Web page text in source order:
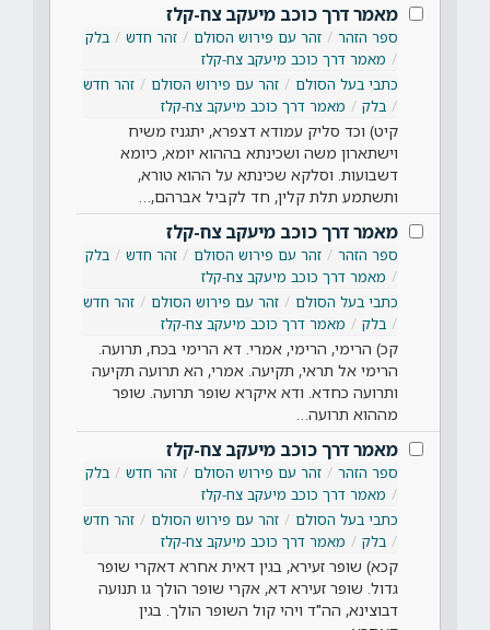
מאמר דרך כוכב מיעקב צח-קלז
ספר הזהר זהר עם פירוש הסולם זהר חדש
בלק
מאמר דרך כוכב מיעקב צח-קלז
כתבי בעל הסולם
זהר עם פירוש הסולם
זהר חדש
בלק
מאמר דרך כוכב מיעקב צח-קלז
קיט) וכד סליק עמודא דצפרא, יתגניז משיח
וישתארון משה ושכינתא בההוא יומא, כיומא
דשבועות. וסלקא שכינתא על ההוא טורא,
ותשתמע תלת קלין, חד לקביל אברהם,…
מאמר דרך כוכב מיעקב צח-קלז
ספר הזהר זהר עם פירוש הסולם זהר חדש
בלק
מאמר דרך כוכב מיעקב צח-קלז
כתבי בעל הסולם
זהר עם פירוש הסולם
זהר חדש
בלק
מאמר דרך כוכב מיעקב צח-קלז
קכ) הרימי, הרימי, אמרי. דא הרימי בכח, תרועה.
הרימי אל תראי, תקיעה. אמרי, הא תרועה תקיעה
ותרועה כחדא. ודא איקרא שופר תרועה. שופר
מההוא תרועה…
מאמר דרך כוכב מיעקב צח-קלז
ספר הזהר זהר עם פירוש הסולם זהר חדש
בלק
מאמר דרך כוכב מיעקב צח-קלז
כתבי בעל הסולם
זהר עם פירוש הסולם
זהר חדש
בלק
מאמר דרך כוכב מיעקב צח-קלז
קכא) שופר זעירא, בגין דאית אחרא דאקרי שופר
גדול. שופר זעירא דא, אקרי שופר הולך גו תנועה
דבוצינא, הה"ד ויהי קול השופר הולך. בגין